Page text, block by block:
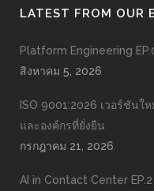
LATEST FROM OUR
Platform Engineering
สิงหาคม 5, 2026
ISO 9001:2026 เวอร์ชัน
และองค์กรที่ยั่งยืน
กรกฎาคม 21, 2026
AI in Contact Center EP.2